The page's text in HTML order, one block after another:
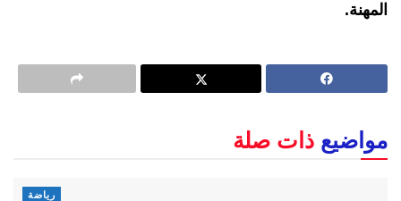
المهنة.
مواضيع ذات صلة
رياضة